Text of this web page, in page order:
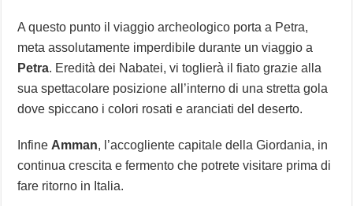
A questo punto il viaggio archeologico porta a Petra,
meta assolutamente imperdibile durante un viaggio a
Petra. Eredità dei Nabatei, vi toglierà il fiato grazie alla
sua spettacolare posizione all’interno di una stretta gola
dove spiccano i colori rosati e aranciati del deserto.
Infine Amman, l’accogliente capitale della Giordania, in
continua crescita e fermento che potrete visitare prima di
fare ritorno in Italia.